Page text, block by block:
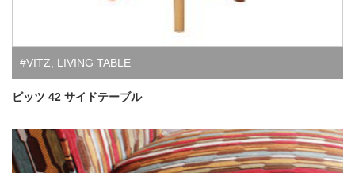
#VITZ LIVING TABLE
ビッツ 42 サイドテーブル